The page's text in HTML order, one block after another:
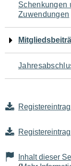
Schenkungen
Zuwendungen
Inhalt dieser